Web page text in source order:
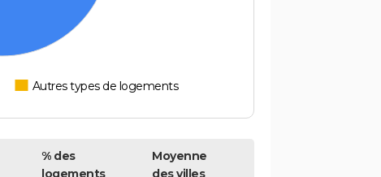
Autres types de logements
% des
logements
Moyenne
des villes